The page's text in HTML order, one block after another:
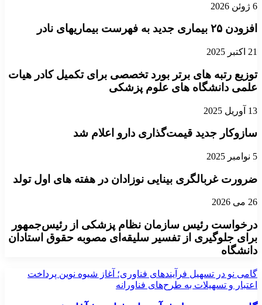
6 ژوئن 2026
افزودن ۲۵ بیماری جدید به فهرست بیماریهای نادر
21 اکتبر 2025
توزیع رتبه های برتر بورد تخصصی برای تکمیل کادر هیات
علمی دانشگاه های علوم پزشکی
13 آوریل 2025
سازوکار جدید قیمت‌گذاری دارو اعلام شد
5 نوامبر 2025
ضرورت غربالگری بینایی نوزادان در هفته های اول تولد
26 می 2026
درخواست رئیس‌ سازمان نظام پزشکی از رئیس‌جمهور
برای جلوگیری از تفسیر سلیقه‌ای مصوبه حقوق استادان
دانشگاه
گامی نو در تسهیل فرآیندهای فناوری؛ آغاز شیوه نوین پرداخت
اعتبار و تسهیلات به طرح‌های فناورانه